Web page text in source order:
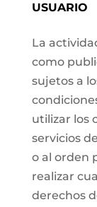
USUARIO
La
como
sujetos a
utilizar los
servicios
o al orden
realizar
derechos